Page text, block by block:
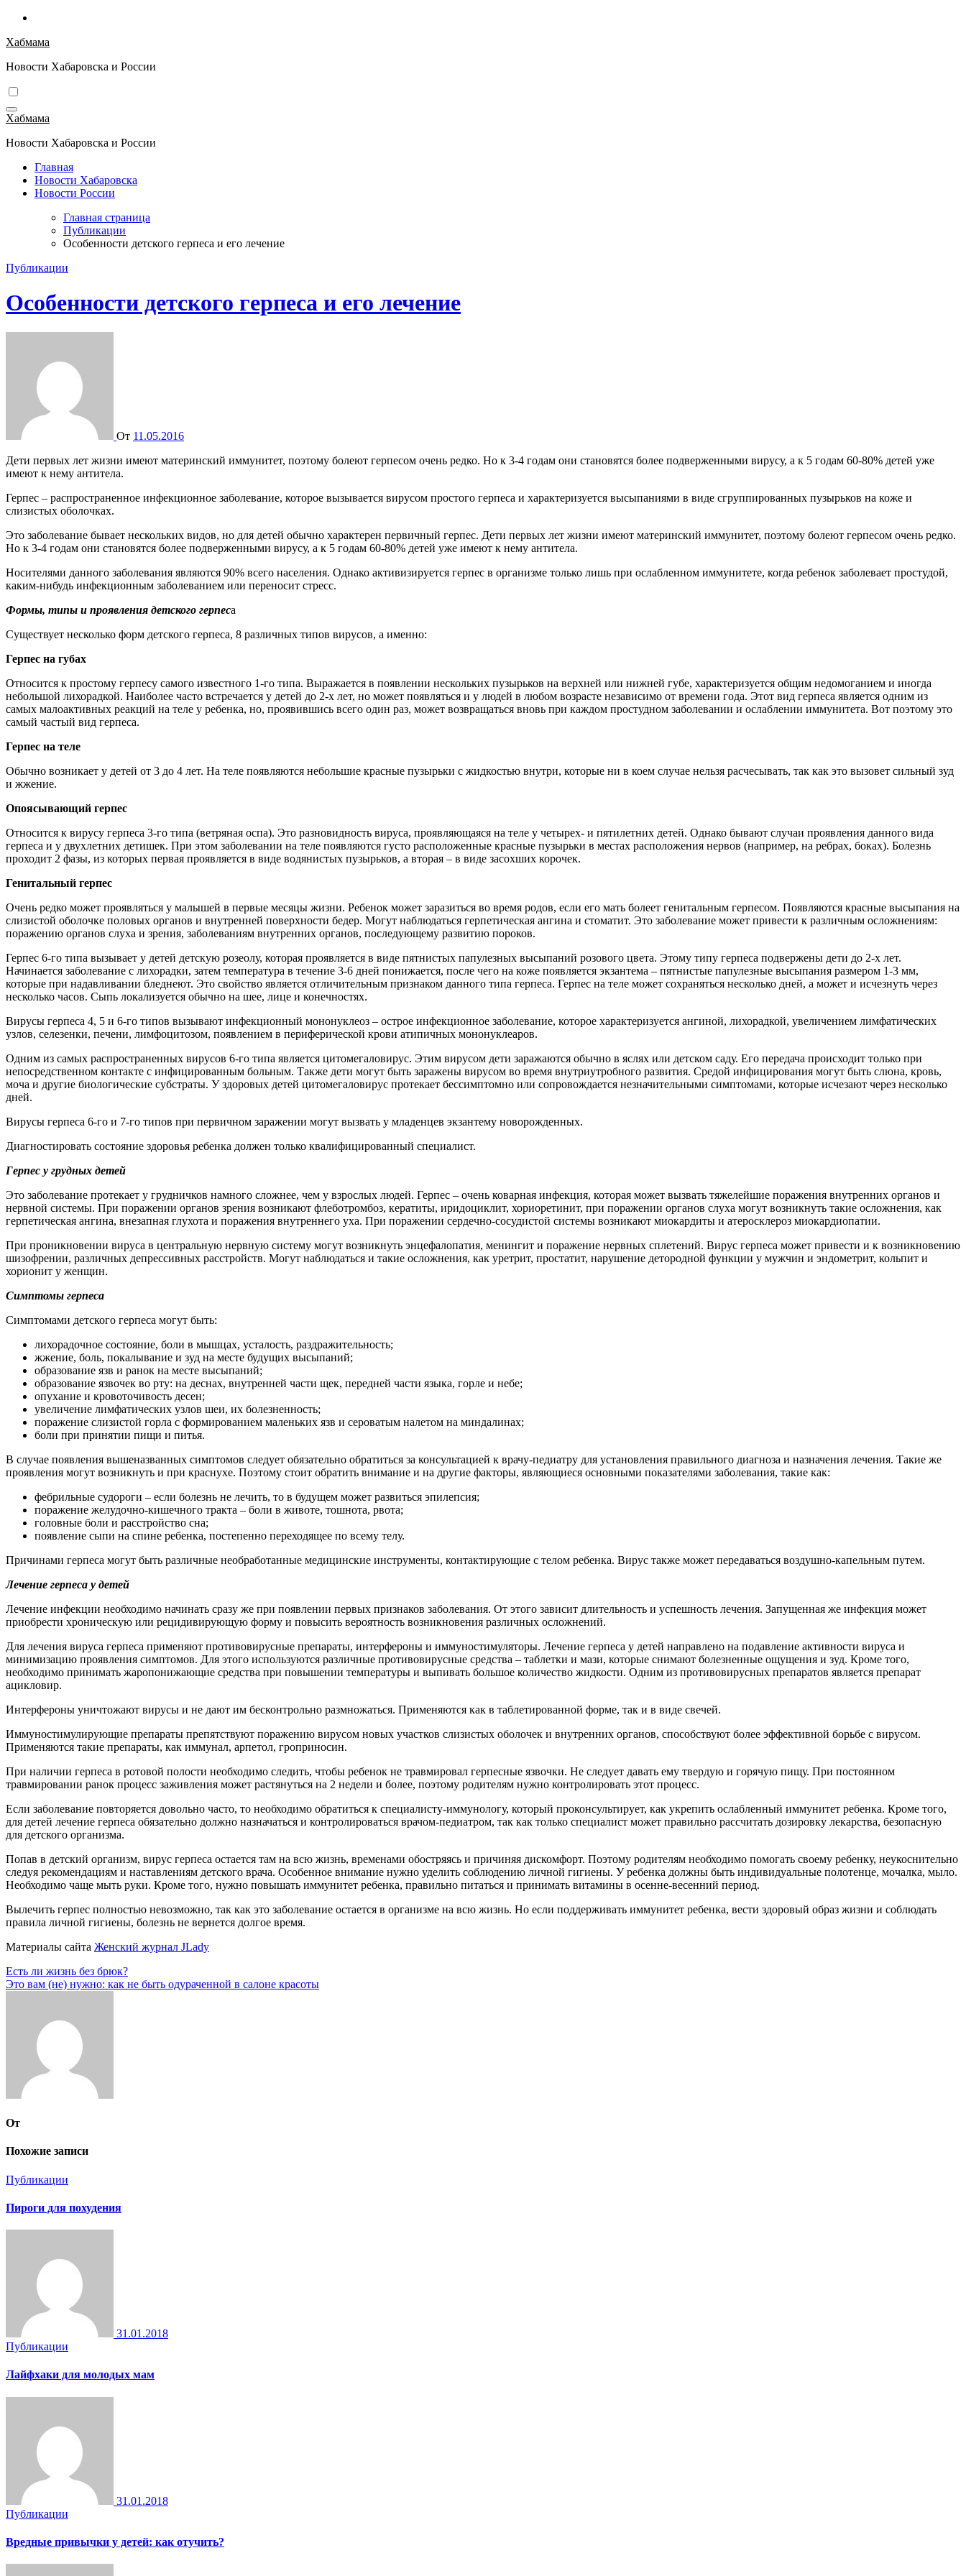
Перейти
содержимому
Хабмама
Новости Хабаровска и России
Хабмама
Новости Хабаровска и России
Главная
Новости Хабаровска
Новости России
Главная страница
Публикации
Особенности детского герпеса и его лечение
Публикации
Особенности детского герпеса и его лечение
От 11.05.2016
Дети первых лет жизни имеют материнский иммунитет, поэтому болеют герпесом очень редко. Но к 3-4 годам они становятся более подверженными вирусу, а к 5 годам 60-80% детей уже
имеют к нему антитела.
Герпес – распространенное инфекционное заболевание, которое вызывается вирусом простого герпеса и характеризуется высыпаниями в виде сгруппированных пузырьков на коже и
слизистых оболочках.
Это заболевание бывает нескольких видов, но для детей обычно характерен первичный герпес. Дети первых лет жизни имеют материнский иммунитет, поэтому болеют герпесом очень редко.
Но к 3-4 годам они становятся более подверженными вирусу, а к 5 годам 60-80% детей уже имеют к нему антитела.
Носителями данного заболевания являются 90% всего населения. Однако активизируется герпес в организме только лишь при ослабленном иммунитете, когда ребенок заболевает простудой,
каким-нибудь инфекционным заболеванием или переносит стресс.
Формы, типы и проявления детского герпеса
Существует несколько форм детского герпеса, 8 различных типов вирусов, а именно:
Герпес на губах
Относится к простому герпесу самого известного 1-го типа. Выражается в появлении нескольких пузырьков на верхней или нижней губе, характеризуется общим недомоганием и иногда
небольшой лихорадкой. Наиболее часто встречается у детей до 2-х лет, но может появляться и у людей в любом возрасте независимо от времени года. Этот вид герпеса является одним из
самых малоактивных реакций на теле у ребенка, но, проявившись всего один раз, может возвращаться вновь при каждом простудном заболевании и ослаблении иммунитета. Вот поэтому это
самый частый вид герпеса.
Герпес на теле
Обычно возникает у детей от 3 до 4 лет. На теле появляются небольшие красные пузырьки с жидкостью внутри, которые ни в коем случае нельзя расчесывать, так как это вызовет сильный зуд
и жжение.
Опоясывающий герпес
Относится к вирусу герпеса 3-го типа (ветряная оспа). Это разновидность вируса, проявляющаяся на теле у четырех- и пятилетних детей. Однако бывают случаи проявления данного вида
герпеса и у двухлетних детишек. При этом заболевании на теле появляются густо расположенные красные пузырьки в местах расположения нервов (например, на ребрах, боках). Болезнь
проходит 2 фазы, из которых первая проявляется в виде водянистых пузырьков, а вторая – в виде засохших корочек.
Генитальный герпес
Очень редко может проявляться у малышей в первые месяцы жизни. Ребенок может заразиться во время родов, если его мать болеет генитальным герпесом. Появляются красные высыпания на
слизистой оболочке половых органов и внутренней поверхности бедер. Могут наблюдаться герпетическая ангина и стоматит. Это заболевание может привести к различным осложнениям:
поражению органов слуха и зрения, заболеваниям внутренних органов, последующему развитию пороков.
Герпес 6-го типа вызывает у детей детскую розеолу, которая проявляется в виде пятнистых папулезных высыпаний розового цвета. Этому типу герпеса подвержены дети до 2-х лет.
Начинается заболевание с лихорадки, затем температура в течение 3-6 дней понижается, после чего на коже появляется экзантема – пятнистые папулезные высыпания размером 1-3 мм,
которые при надавливании бледнеют. Это свойство является отличительным признаком данного типа герпеса. Герпес на теле может сохраняться несколько дней, а может и исчезнуть через
несколько часов. Сыпь локализуется обычно на шее, лице и конечностях.
Вирусы герпеса 4, 5 и 6-го типов вызывают инфекционный мононуклеоз – острое инфекционное заболевание, которое характеризуется ангиной, лихорадкой, увеличением лимфатических
узлов, селезенки, печени, лимфоцитозом, появлением в периферической крови атипичных мононуклеаров.
Одним из самых распространенных вирусов 6-го типа является цитомегаловирус. Этим вирусом дети заражаются обычно в яслях или детском саду. Его передача происходит только при
непосредственном контакте с инфицированным больным. Также дети могут быть заражены вирусом во время внутриутробного развития. Средой инфицирования могут быть слюна, кровь,
моча и другие биологические субстраты. У здоровых детей цитомегаловирус протекает бессимптомно или сопровождается незначительными симптомами, которые исчезают через несколько
дней.
Вирусы герпеса 6-го и 7-го типов при первичном заражении могут вызвать у младенцев экзантему новорожденных.
Диагностировать состояние здоровья ребенка должен только квалифицированный специалист.
Герпес у грудных детей
Это заболевание протекает у грудничков намного сложнее, чем у взрослых людей. Герпес – очень коварная инфекция, которая может вызвать тяжелейшие поражения внутренних органов и
нервной системы. При поражении органов зрения возникают флеботромбоз, кератиты, иридоциклит, хориоретинит, при поражении органов слуха могут возникнуть такие осложнения, как
герпетическая ангина, внезапная глухота и поражения внутреннего уха. При поражении сердечно-сосудистой системы возникают миокардиты и атеросклероз миокардиопатии.
При проникновении вируса в центральную нервную систему могут возникнуть энцефалопатия, менингит и поражение нервных сплетений. Вирус герпеса может привести и к возникновению
шизофрении, различных депрессивных расстройств. Могут наблюдаться и такие осложнения, как уретрит, простатит, нарушение детородной функции у мужчин и эндометрит, кольпит и
хорионит у женщин.
Симптомы герпеса
Симптомами детского герпеса могут быть:
лихорадочное состояние, боли в мышцах, усталость, раздражительность;
жжение, боль, покалывание и зуд на месте будущих высыпаний;
образование язв и ранок на месте высыпаний;
образование язвочек во рту: на деснах, внутренней части щек, передней части языка, горле и небе;
опухание и кровоточивость десен;
увеличение лимфатических узлов шеи, их болезненность;
поражение слизистой горла с формированием маленьких язв и сероватым налетом на миндалинах;
боли при принятии пищи и питья.
В случае появления вышеназванных симптомов следует обязательно обратиться за консультацией к врачу-педиатру для установления правильного диагноза и назначения лечения. Такие же
проявления могут возникнуть и при краснухе. Поэтому стоит обратить внимание и на другие факторы, являющиеся основными показателями заболевания, такие как:
фебрильные судороги – если болезнь не лечить, то в будущем может развиться эпилепсия;
поражение желудочно-кишечного тракта – боли в животе, тошнота, рвота;
головные боли и расстройство сна;
появление сыпи на спине ребенка, постепенно переходящее по всему телу.
Причинами герпеса могут быть различные необработанные медицинские инструменты, контактирующие с телом ребенка. Вирус также может передаваться воздушно-капельным путем.
Лечение герпеса у детей
Лечение инфекции необходимо начинать сразу же при появлении первых признаков заболевания. От этого зависит длительность и успешность лечения. Запущенная же инфекция может
приобрести хроническую или рецидивирующую форму и повысить вероятность возникновения различных осложнений.
Для лечения вируса герпеса применяют противовирусные препараты, интерфероны и иммуностимуляторы. Лечение герпеса у детей направлено на подавление активности вируса и
минимизацию проявления симптомов. Для этого используются различные противовирусные средства – таблетки и мази, которые снимают болезненные ощущения и зуд. Кроме того,
необходимо принимать жаропонижающие средства при повышении температуры и выпивать большое количество жидкости. Одним из противовирусных препаратов является препарат
ацикловир.
Интерфероны уничтожают вирусы и не дают им бесконтрольно размножаться. Применяются как в таблетированной форме, так и в виде свечей.
Иммуностимулирующие препараты препятствуют поражению вирусом новых участков слизистых оболочек и внутренних органов, способствуют более эффективной борьбе с вирусом.
Применяются такие препараты, как иммунал, арпетол, гроприносин.
При наличии герпеса в ротовой полости необходимо следить, чтобы ребенок не травмировал герпесные язвочки. Не следует давать ему твердую и горячую пищу. При постоянном
травмировании ранок процесс заживления может растянуться на 2 недели и более, поэтому родителям нужно контролировать этот процесс.
Если заболевание повторяется довольно часто, то необходимо обратиться к специалисту-иммунологу, который проконсультирует, как укрепить ослабленный иммунитет ребенка. Кроме того,
для детей лечение герпеса обязательно должно назначаться и контролироваться врачом-педиатром, так как только специалист может правильно рассчитать дозировку лекарства, безопасную
для детского организма.
Попав в детский организм, вирус герпеса остается там на всю жизнь, временами обостряясь и причиняя дискомфорт. Поэтому родителям необходимо помогать своему ребенку, неукоснительно
следуя рекомендациям и наставлениям детского врача. Особенное внимание нужно уделить соблюдению личной гигиены. У ребенка должны быть индивидуальные полотенце, мочалка, мыло.
Необходимо чаще мыть руки. Кроме того, нужно повышать иммунитет ребенка, правильно питаться и принимать витамины в осенне-весенний период.
Вылечить герпес полностью невозможно, так как это заболевание остается в организме на всю жизнь. Но если поддерживать иммунитет ребенка, вести здоровый образ жизни и соблюдать
правила личной гигиены, болезнь не вернется долгое время.
Материалы сайта Женский журнал JLady
Навигация
по
Есть ли жизнь без брюк?
Это вам (не) нужно: как не быть одураченной в салоне красоты
От
Похожие записи
Публикации
Пироги для похудения
31.01.2018
Публикации
Лайфхаки для молодых мам
31.01.2018
Публикации
Вредные привычки у детей: как отучить?